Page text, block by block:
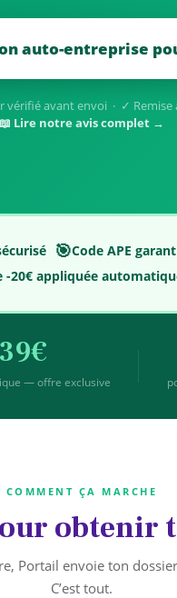
auto-entreprise
vérifié avant envoi · ✓
📖 Lire notre avis complet →
🎯Code APE
-20€ appliquée
39€
— offre exclusive
COMMENT ÇA MARCHE
obtenir
Portail envoie ton
C’est tout.